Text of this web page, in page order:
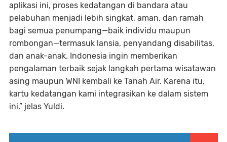
aplikasi ini, proses kedatangan di bandara atau
pelabuhan menjadi lebih singkat, aman, dan ramah
bagi semua penumpang—baik individu maupun
rombongan—termasuk lansia, penyandang disabilitas,
dan anak-anak. Indonesia ingin memberikan
pengalaman terbaik sejak langkah pertama wisatawan
asing maupun WNI kembali ke Tanah Air. Karena itu,
kartu kedatangan kami integrasikan ke dalam sistem
ini,” jelas Yuldi.